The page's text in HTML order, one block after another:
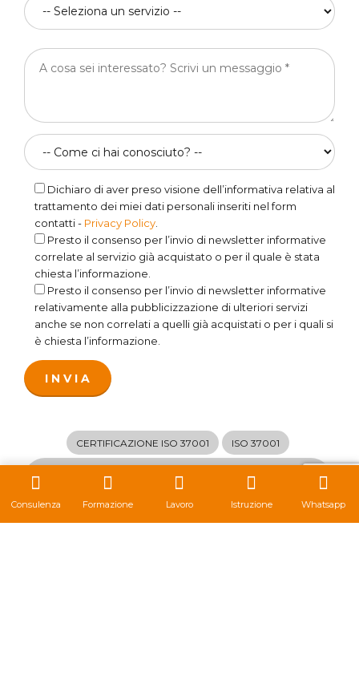
Dichiaro di aver preso visione dell’informativa relativa al
trattamento dei miei dati personali inseriti nel form
contatti - Privacy Policy.
Presto il consenso per l’invio di newsletter informative
correlate al servizio già acquistato o per il quale è stata
chiesta l’informazione.
Presto il consenso per l’invio di newsletter informative
relativamente alla pubblicizzazione di ulteriori servizi
anche se non correlati a quelli già acquistati o per i quali si
è chiesta l’informazione.
CERTIFICAZIONE ISO 37001 ISO 37001
DELLA CORRUZIONE
Consulenza Formazione Lavoro Istruzione Whatsapp